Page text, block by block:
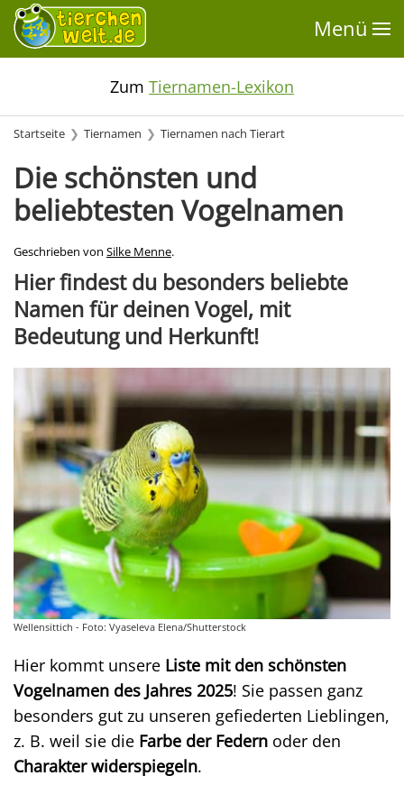
Menü
Zum Tiernamen-Lexikon
Startseite Tiernamen Tiernamen nach Tierart
Die schönsten und
beliebtesten Vogelnamen
Geschrieben von Silke Menne.
Hier findest du besonders beliebte
Namen für deinen Vogel, mit
Bedeutung und Herkunft!
Wellensittich - Foto: Vyaseleva Elena/Shutterstock
Hier kommt unsere Liste mit den schönsten
Vogelnamen des Jahres 2025! Sie passen ganz
besonders gut zu unseren gefiederten Lieblingen,
z. B. weil sie die Farbe der Federn oder den
Charakter widerspiegeln.